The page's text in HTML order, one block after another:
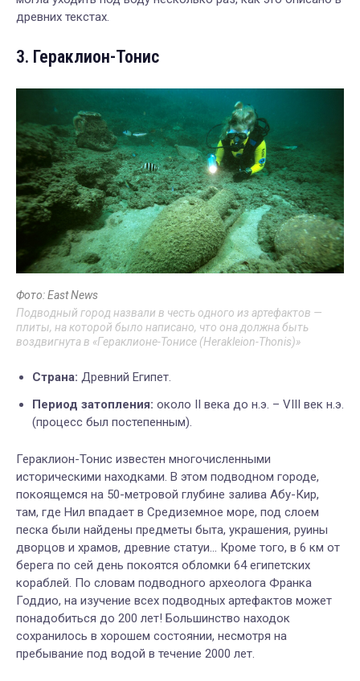
древних текстах.
3. Гераклион-Тонис
Фото: East News
Подводный город назвали в честь одного из артефактов —
плиты, на которой было написано, что она должна быть
воздвигнута в «Гераклионе-Тонисе (Herakleion-Thonis)»
Страна: Древний Египет.
Период затопления: около II века до н.э. – VIII век н.э.
(процесс был постепенным).
Гераклион-Тонис известен многочисленными
историческими находками. В этом подводном городе,
покоящемся на 50-метровой глубине залива Абу-Кир,
там, где Нил впадает в Средиземное море, под слоем
песка были найдены предметы быта, украшения, руины
дворцов и храмов, древние статуи... Кроме того, в 6 км от
берега по сей день покоятся обломки 64 египетских
кораблей. По словам подводного археолога Франка
Годдио, на изучение всех подводных артефактов может
понадобиться до 200 лет! Большинство находок
сохранилось в хорошем состоянии, несмотря на
пребывание под водой в течение 2000 лет.